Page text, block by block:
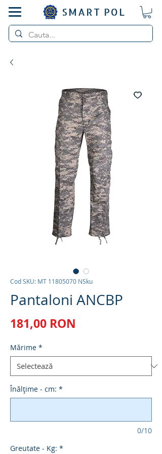
SMART POL
Cod SKU: MT 11805070 NSku
Pantaloni ANCBP
181,00 RON
Mărime *
Înălțime - cm: *
0/10
Greutate - Kg: *